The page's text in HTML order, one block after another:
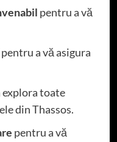
pentru a vă
a vă asigura
explora toate
din Thassos.
pentru a vă